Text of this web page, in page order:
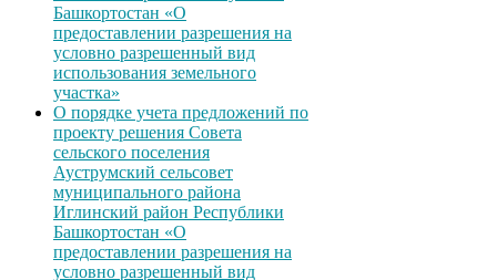
Башкортостан «О
предоставлении разрешения на
условно разрешенный вид
использования земельного
участка»
О порядке учета предложений по
проекту решения Совета
сельского поселения
Ауструмский сельсовет
муниципального района
Иглинский район Республики
Башкортостан «О
предоставлении разрешения на
условно разрешенный вид